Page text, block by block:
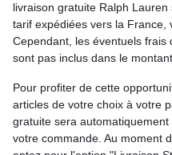
livraison gratuite Ralph
tarif expédiées vers la France,
Cependant, les éventuels
sont pas inclus dans le
Pour profiter de cette
articles de votre choix à votre
gratuite sera
votre commande. Au moment